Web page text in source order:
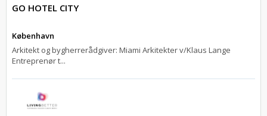
GO HOTEL CITY
København
Arkitekt og bygherrerådgiver: Miami Arkitekter v/Klaus Lange
Entreprenør t...